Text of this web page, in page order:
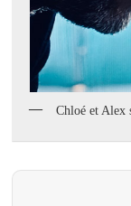
Chloé et Alex